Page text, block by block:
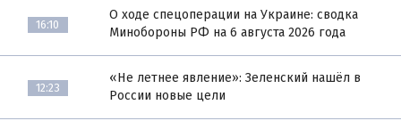
16:10
О ходе спецоперации на Украине: сводка
Минобороны РФ на 6 августа 2026 года
12:23
«Не летнее явление»: Зеленский нашёл в
России новые цели